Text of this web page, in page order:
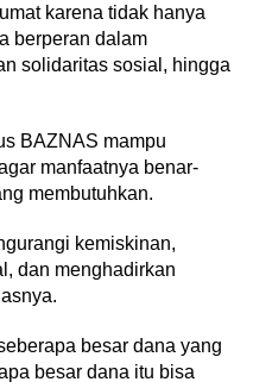
karena tidak hanya
berperan dalam
solidaritas sosial, hingga
BAZNAS mampu
manfaatnya benar-
membutuhkan.
kemiskinan,
dan menghadirkan
besar dana yang
besar dana itu bisa